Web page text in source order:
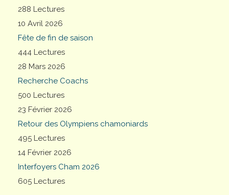
288 Lectures
10 Avril 2026
Fête de fin de saison
444 Lectures
28 Mars 2026
Recherche Coachs
500 Lectures
23 Février 2026
Retour des Olympiens chamoniards
495 Lectures
14 Février 2026
Interfoyers Cham 2026
605 Lectures